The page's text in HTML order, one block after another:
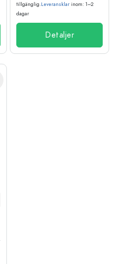
tillgänglig.Leveransklar inom: 1–2
dagar
Detaljer